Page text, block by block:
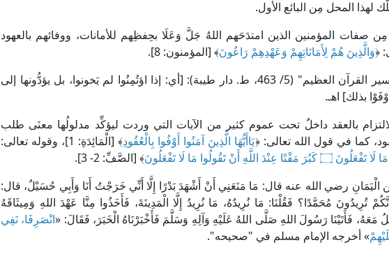
لهذا المحل مِن البائع الأول.
صفات المؤمنين الذين امتدَحَهم اللهُ جَلَّ وَعَلَا بحِفظِهم للأمانات، ووفائهم بالعهود
﴿وَالَّذِينَ هُمْ لِأَمَانَاتِهِمْ وَعَهْدِهِمْ رَاعُونَ﴾ [المؤمنون: 8].
قال الإمام ابن كثير في "تفسير القرآن العظيم" (5/ 463، ط. دار طيبة): [أي: إذا اؤتُمِنُوا لم يَخونوا، بل يؤدُّونها إلى
بذلك] اهـ.
بالعقد داخلٌ تحت عموم كثير من الآيات التي وردت ليؤكِّد مدلولُها معنَى طلب
كما في قول الله تعالى: ﴿يَاأَيُّهَا الَّذِينَ آمَنُوا أَوْفُوا بِالْعُقُودِ
﴾ [الْمَائِدَةِ: 1]، وقوله تعالى:
أَنْ تَقُولُوا مَا لَا تَفْعَلُونَ
﴾ [الصَّفِّ: 2- 3].
رضي الله عنه قال: مَا مَنَعَنِي أَنْ أَشْهَدَ بَدْرًا إِلَّا أَنِّي خَرَجْتُ أَنَا وَأَبِي حُسَيْلٌ، قال:
تُرِيدُونَ مُحَمَّدًا؟ فَقُلْنَا: مَا نُرِيدُهُ، مَا نُرِيدُ إِلَّا الْمَدِينَةَ، فَأَخَذُوا مِنَّا عَهْدَ اللهِ وَمِيثَاقَهُ
مَعَهُ، فَأَتَيْنَا رَسُولَ اللهِ صَلَّى اللهُ عَلَيْهِ وَآلِهِ وَسَلَّمَ فَأَخْبَرْنَاهُ الْخَبَرَ، فَقَالَ: «انْصَرِفَا، نَفِي
» أخرجه الإمام مسلم في "صحيحه".